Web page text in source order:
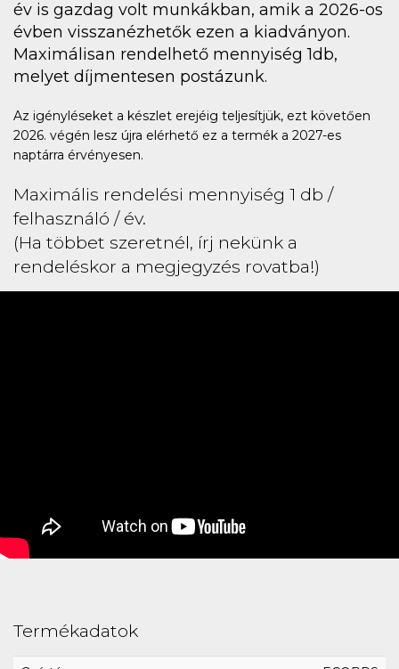
év is gazdag volt munkákban, amik a 2026-os
évben visszanézhetők ezen a kiadványon.
Maximálisan rendelhető mennyiség 1db,
melyet díjmentesen postázunk.
Az igényléseket a készlet erejéig teljesítjük, ezt követően
2026. végén lesz újra elérhető ez a termék a 2027-es
naptárra érvényesen.
Maximális rendelési mennyiség 1 db /
felhasználó / év.
(Ha többet szeretnél, írj nekünk a
rendeléskor a megjegyzés rovatba!)
Termékadatok